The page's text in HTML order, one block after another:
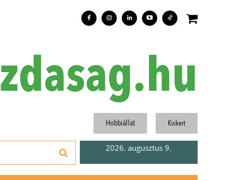
Hobbiállat Kiskert
2026. augusztus 9.